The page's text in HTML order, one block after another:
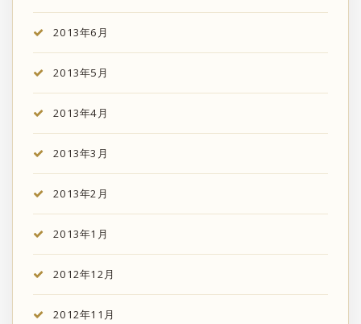
2013年6月
2013年5月
2013年4月
2013年3月
2013年2月
2013年1月
2012年12月
2012年11月